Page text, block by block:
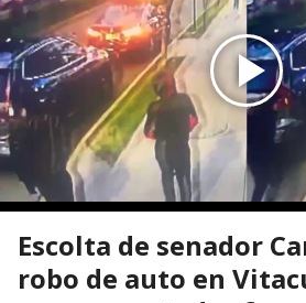
Escolta de senador
robo de auto en